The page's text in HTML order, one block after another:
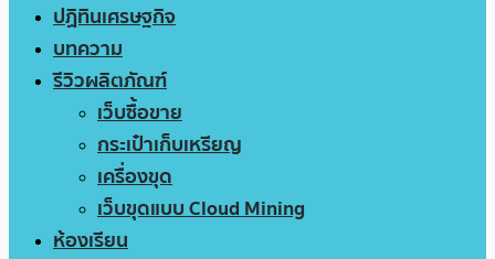
ปฏิทินเศรษฐกิจ
บทความ
รีวิวผลิตภัณฑ์
เว็บซื้อขาย
กระเป๋าเก็บเหรียญ
เครื่องขุด
เว็บขุดแบบ Cloud Mining
ห้องเรียน